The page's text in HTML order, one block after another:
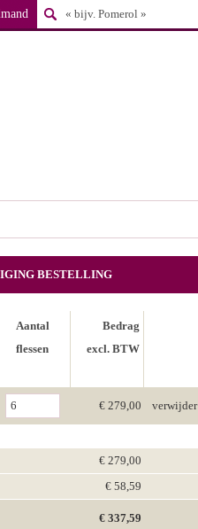
BESTELLING
Aantal
flessen
Bedrag
excl. BTW
€ 279,00 verwijder
€ 279,00
€ 58,59
€ 337,59